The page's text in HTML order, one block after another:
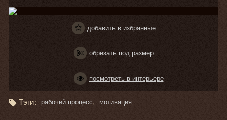
добавить в избранные
обрезать под размер
посмотреть в интерьере
Тэги: рабочий процесс мотивация